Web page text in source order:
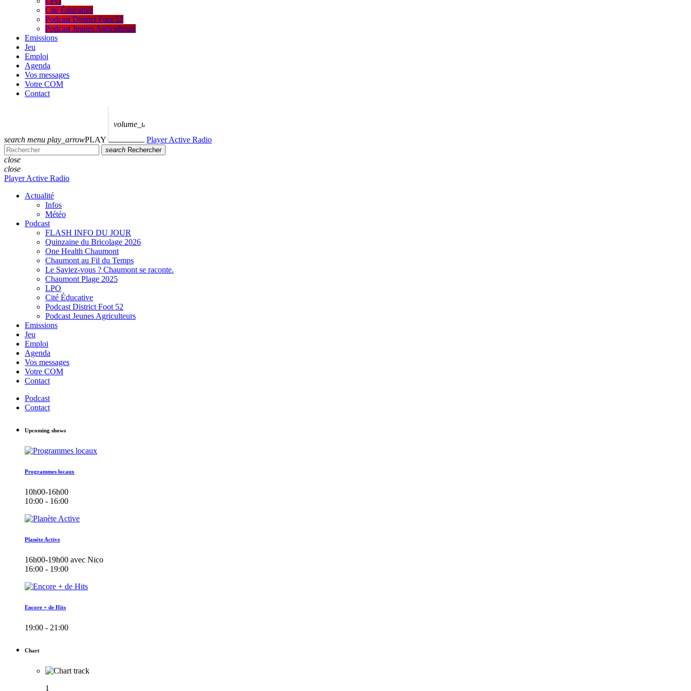
Cité Éducative
Podcast District Foot 52
Podcast Jeunes Agriculteurs
Emissions
Jeu
Emploi
Agenda
Vos messages
Votre COM
Contact
search menu play_arrowPLAY
volume_up
Player Active Radio
search Rechercher
close
close
Player Active Radio
Actualité
Infos
Météo
Podcast
FLASH INFO DU JOUR
Quinzaine du Bricolage 2026
One Health Chaumont
Chaumont au Fil du Temps
Le Saviez-vous ? Chaumont se raconte.
Chaumont Plage 2025
LPO
Cité Éducative
Podcast District Foot 52
Podcast Jeunes Agriculteurs
Emissions
Jeu
Emploi
Agenda
Vos messages
Votre COM
Contact
Podcast
Contact
Upcoming shows
Programmes locaux
10h00-16h00
10:00 - 16:00
Planète Active
16h00-19h00 avec Nico
16:00 - 19:00
Encore + de Hits
19:00 - 21:00
Chart
1